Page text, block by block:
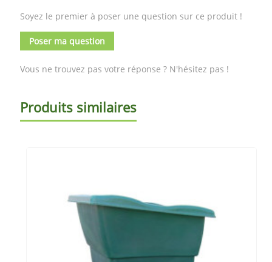
Soyez le premier à poser une question sur ce produit !
Poser ma question
Vous ne trouvez pas votre réponse ? N'hésitez pas !
Produits similaires